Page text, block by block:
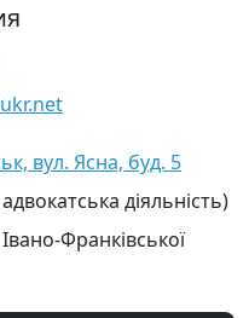
вул. Ясна, буд. 5
діяльність)
Франківської